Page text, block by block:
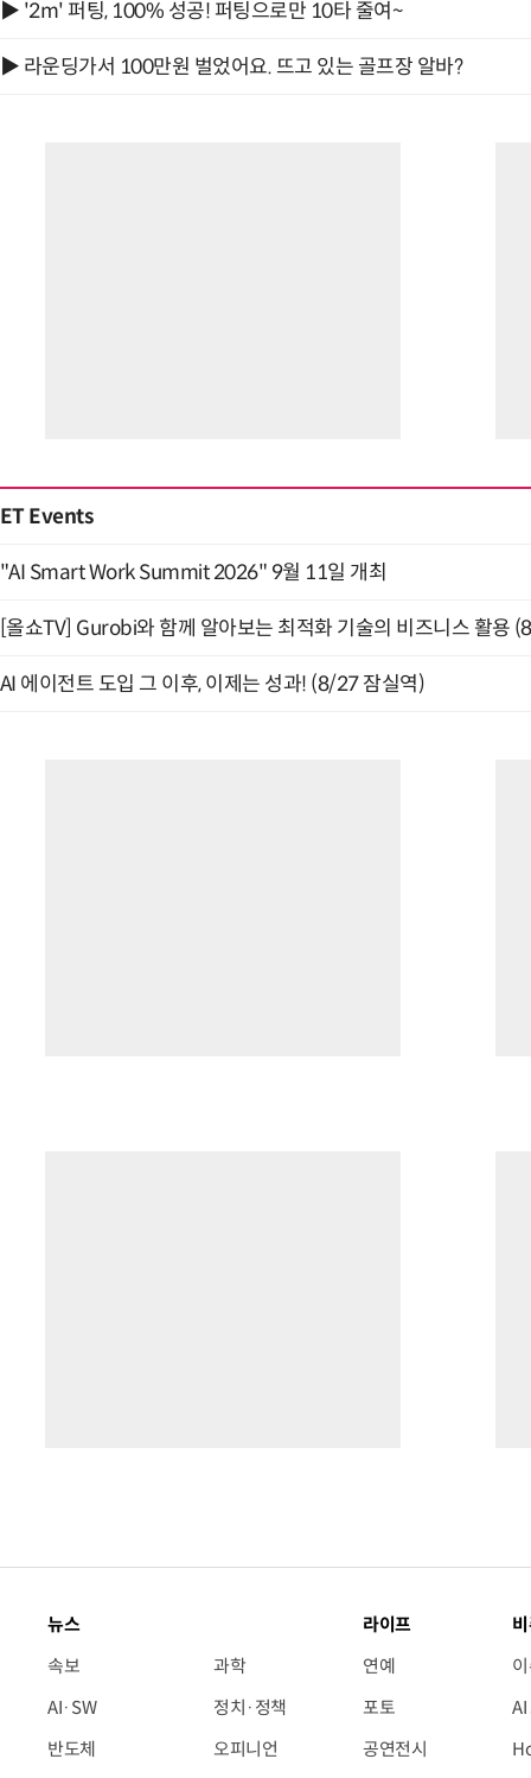
▶ '2m' 퍼팅, 100% 성공! 퍼팅으로만 10타 줄여~
▶ 라운딩가서 100만원 벌었어요. 뜨고 있는 골프장 알바?
ET Events
"AI Smart Work Summit 2026" 9월 11일 개최
[올쇼TV] Gurobi와 함께 알아보는 최적화 기술의 비즈니스 활용
AI 에이전트 도입 그 이후, 이제는 성과! (8/27 잠실역)
뉴스
속보
AI·SW
반도체
과학
정치·정책
오피니언
라이프
연예
포토
공연전시